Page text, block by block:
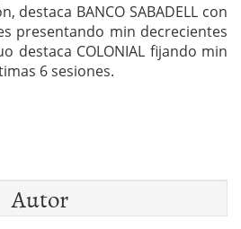
destaca BANCO SABADELL con
presentando min decrecientes
destaca COLONIAL fijando min
6 sesiones.
Autor